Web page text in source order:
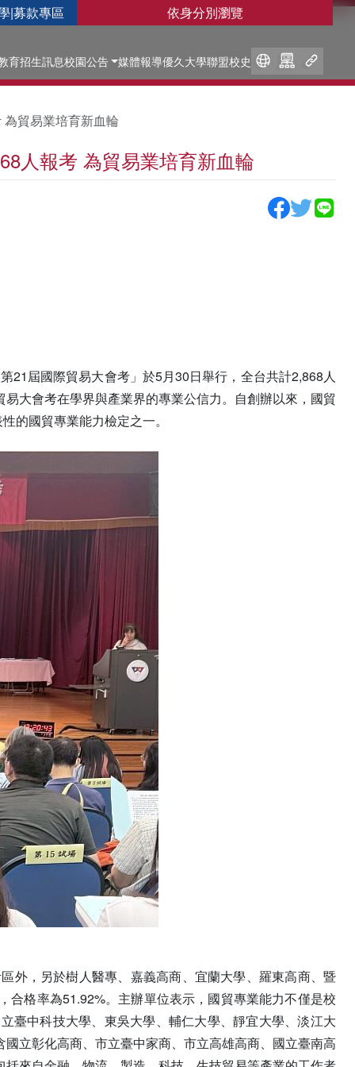
|募款專區 依身分別瀏覽
育招生訊息校園公告 媒體報導優久大學聯盟校史
貿易業培育新血輪
人報考 為貿易業培育新血輪
21屆國際貿易大會考」於5月30日舉行，全台共計2,868人
大會考在學界與產業界的專業公信力。自創辦以來，國貿
的國貿專業能力檢定之一。
外，另於樹人醫專、嘉義高商、宜蘭大學、羅東高商、暨
格率為51.92%。主辦單位表示，國貿專業能力不僅是校
臺中科技大學、東吳大學、輔仁大學、靜宜大學、淡江大
立彰化高商、市立臺中家商、市立高雄高商、國立臺南高